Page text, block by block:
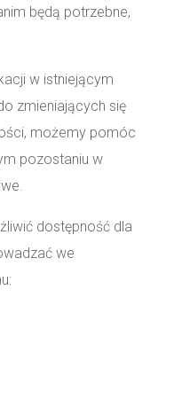
będą potrzebne,
w istniejącym
zmieniających się
możemy pomóc
pozostaniu w
dostępność dla
we